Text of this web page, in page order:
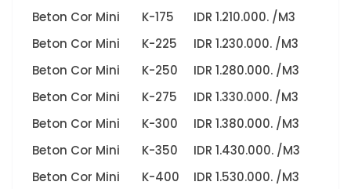
Beton Cor Mini
K-175
IDR 1.210.000. /M3
Beton Cor Mini
K-225
IDR 1.230.000. /M3
Beton Cor Mini
K-250
IDR 1.280.000. /M3
Beton Cor Mini
K-275
IDR 1.330.000. /M3
Beton Cor Mini
K-300
IDR 1.380.000. /M3
Beton Cor Mini
K-350
IDR 1.430.000. /M3
Beton Cor Mini
K-400
IDR 1.530.000. /M3